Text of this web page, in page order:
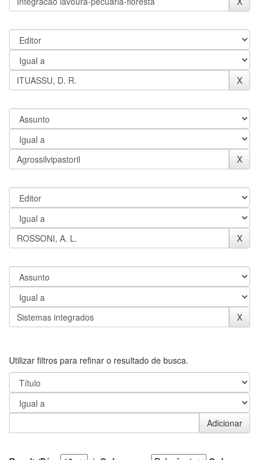
Utilizar filtros para refinar o resultado de busca.